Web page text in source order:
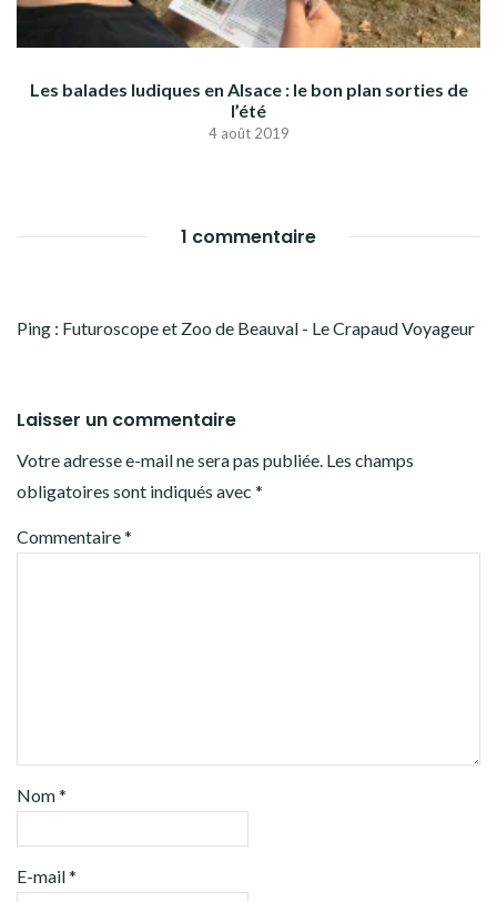
Les balades ludiques en Alsace : le bon plan sorties de
l’été
4 août 2019
1 commentaire
Ping : Futuroscope et Zoo de Beauval - Le Crapaud Voyageur
Laisser un commentaire
Votre adresse e-mail ne sera pas publiée. Les champs
obligatoires sont indiqués avec *
Commentaire*
Nom*
E-mail*